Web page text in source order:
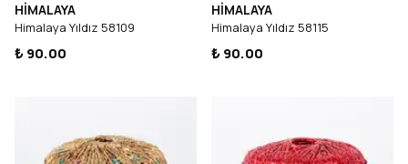
HİMALAYA
Himalaya Yıldız 58109
₺ 90.00
HİMALAYA
Himalaya Yıldız 58115
₺ 90.00